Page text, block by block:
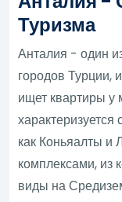
Туризма
Анталия - один
городов Турции,
ищет квартиры у
как Коньяалты
комплексами, из
виды на